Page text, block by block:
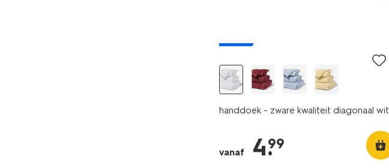
handdoek - zware kwaliteit diagonaal wit
vanaf 4.
99